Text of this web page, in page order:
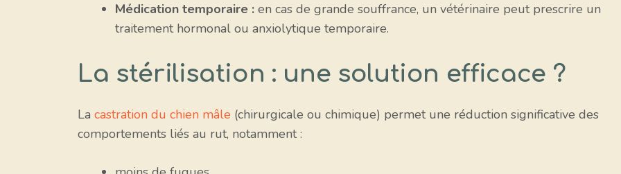
Médication temporaire : en cas de grande souffrance, un vétérinaire peut prescrire un
traitement hormonal ou anxiolytique temporaire.
La stérilisation : une solution efficace ?
La castration du chien mâle (chirurgicale ou chimique) permet une réduction significative des
comportements liés au rut, notamment :